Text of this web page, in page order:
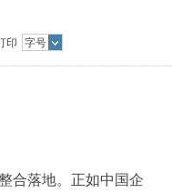
印 字号
合落地。正如中国企